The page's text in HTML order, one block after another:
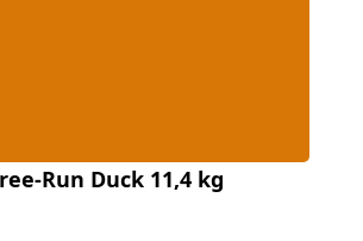
Run Duck 11,4 kg